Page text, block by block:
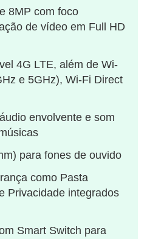
8MP com foco
de vídeo em Full HD
4G LTE, além de Wi-
e 5GHz), Wi-Fi Direct
envolvente e som
para fones de ouvido
como Pasta
Privacidade integrados
Smart Switch para